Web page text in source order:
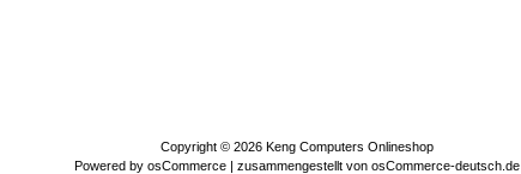
Copyright © 2026 Keng Computers Onlineshop
Powered by osCommerce | zusammengestellt von osCommerce-deutsch.de